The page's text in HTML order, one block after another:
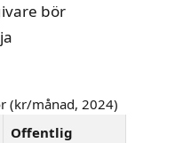
bör
(kr/månad, 2024)
Offentlig